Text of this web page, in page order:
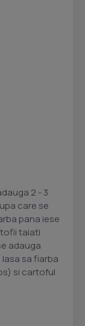
2 - 3
care se
pana iese
taiati
adauga
sa fiarba
si cartoful